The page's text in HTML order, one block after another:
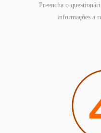
Preencha o
informações a